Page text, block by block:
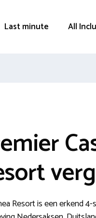
Last minute All
Resort is een erkend